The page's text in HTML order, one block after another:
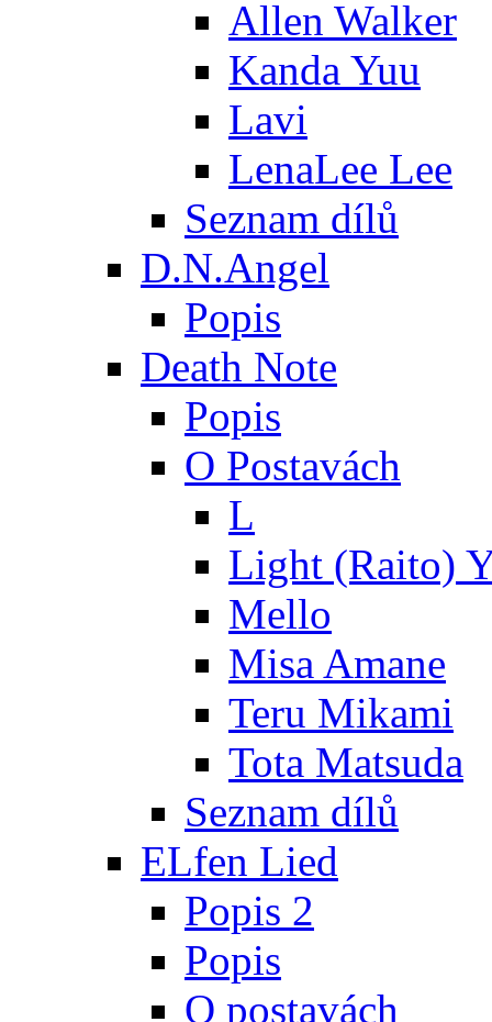
Allen Walker
Kanda Yuu
Lavi
LenaLee Lee
Seznam dílů
D.N.Angel
Popis
Death Note
Popis
O Postavách
L
Light (Raito)
Mello
Misa Amane
Teru Mikami
Tota Matsuda
Seznam dílů
ELfen Lied
Popis 2
Popis
O postavách